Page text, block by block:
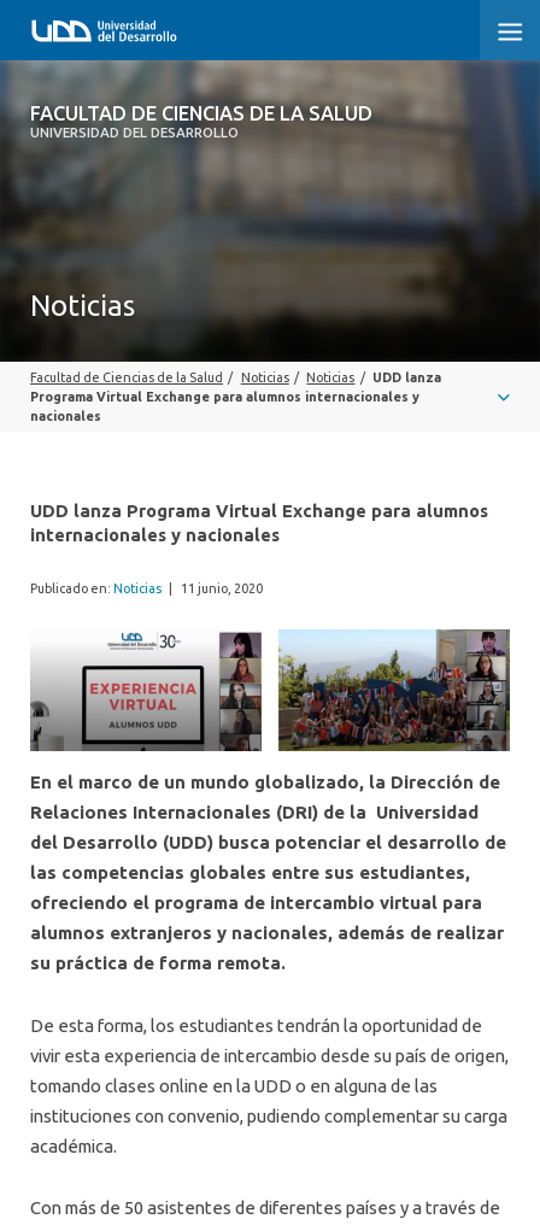
FACULTAD DE CIENCIAS DE LA SALUD
UNIVERSIDAD DEL DESARROLLO
FACULTAD DE CIENCIAS DE LA SALUD
CLÍNICA ERNESTO SILVA B.
Noticias
Facultad de Ciencias de la Salud / Noticias / Noticias /
UDD lanza
Programa Virtual Exchange para alumnos internacionales y
nacionales
UDD lanza Programa Virtual Exchange para alumnos
internacionales y nacionales
Publicado en: Noticias 11 junio, 2020
En el marco de un mundo globalizado, la Dirección de
Relaciones Internacionales (DRI) de la Universidad
del Desarrollo (UDD) busca potenciar el desarrollo de
las competencias globales entre sus estudiantes,
ofreciendo el programa de intercambio virtual para
alumnos extranjeros y nacionales, además de realizar
su práctica de forma remota.
De esta forma, los estudiantes tendrán la oportunidad de
vivir esta experiencia de intercambio desde su país de origen,
tomando clases online en la UDD o en alguna de las
instituciones con convenio, pudiendo complementar su carga
académica.
Con más de 50 asistentes de diferentes países y a través de